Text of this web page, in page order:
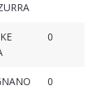
0
0